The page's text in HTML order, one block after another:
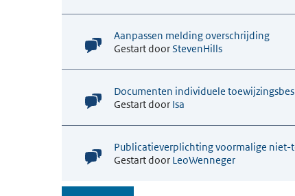
Aanpassen melding overschrijding
Gestart door StevenHills
Documenten individuele
Gestart door Isa
Publicatieverplichting voormalige
Gestart door LeoWenneger